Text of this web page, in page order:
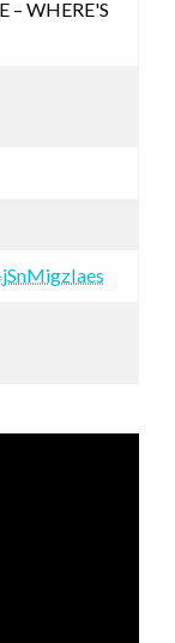
– WHERE'S
jSnMigzIaes